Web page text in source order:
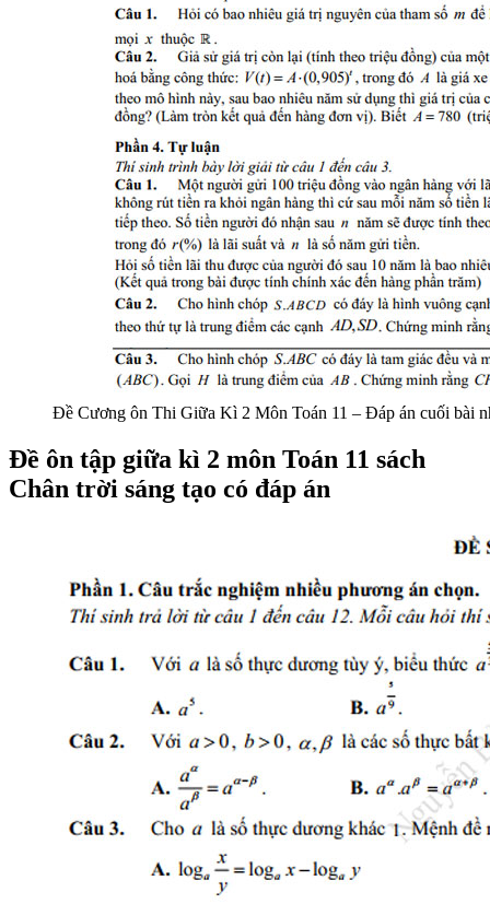
Đề Cương ôn Thi Giữa Kì 2 Môn Toán 11 – Đáp án cuối bài
Đề ôn tập giữa kì 2 môn Toán 11 sách
Chân trời sáng tạo có đáp án